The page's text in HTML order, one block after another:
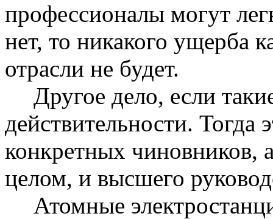
профессионалы могут
нет, то никакого ущерба
отрасли не будет.
Другое дело, если
действительности. Тогда
конкретных чиновников,
целом, и высшего
Атомные